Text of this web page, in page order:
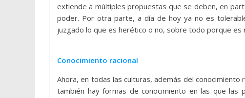
extiende a múltiples propuestas que se deben, en
poder. Por otra parte, a día de hoy ya no es
juzgado lo que es herético o no, sobre todo porque
Conocimiento racional
Ahora, en todas las culturas, además del
también hay formas de conocimiento en las que las